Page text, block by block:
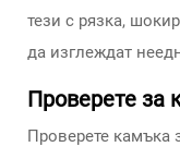
тези с рязка,
да изглеждат
Проверете за
Проверете камъка